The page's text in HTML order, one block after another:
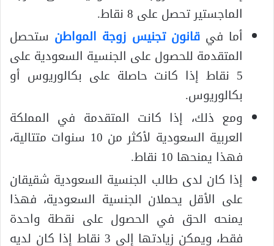
الماجستير تحصل على 8 نقاط.
أما في قانون تجنيس زوجة المواطن ستحصل
المتقدمة للحصول على الجنسية السعودية على
5 نقاط إذا كانت حاصلة على بكالوريوس أو
بكالوريوس.
ومع ذلك، إذا كانت المتقدمة في المملكة
العربية السعودية لأكثر من 10 سنوات متتالية،
فهذا يمنحها 10 نقاط.
إذا كان لدى طالب الجنسية السعودية شقيقان
على الأقل يحملان الجنسية السعودية، فهذا
يمنحه الحق في الحصول على نقطة واحدة
فقط، ويمكن زيادتها إلى 3 نقاط إذا كان لديه